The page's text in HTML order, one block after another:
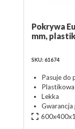
Pokrywa
mm,
SKU: 61674
Pasuje do
Plastikowa
Lekka
Gwarancja